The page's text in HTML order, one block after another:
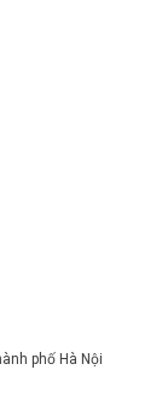
phố Hà Nội